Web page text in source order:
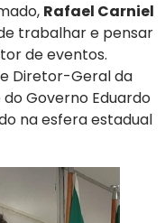
Rafael Carniel
trabalhar e pensar
de eventos.
Diretor-Geral da
Governo Eduardo
na esfera estadual